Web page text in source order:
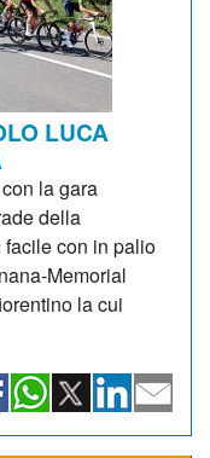
LUCA
la gara
della
facile con in palio
Memorial
la cui